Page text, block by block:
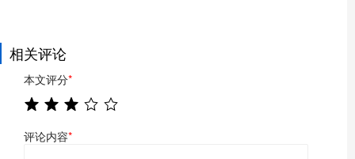
相关评论
本文评分*
评论内容*